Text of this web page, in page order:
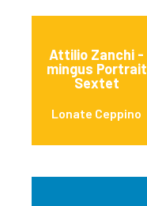
Attilio Zanchi -
mingus Portrait
Sextet
Lonate Ceppino